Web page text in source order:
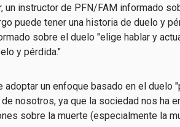
un instructor de PFN/FAM informado
puede tener una historia de duelo y
sobre el duelo "elige hablar y
y pérdida."
adoptar un enfoque basado en el duelo
nosotros, ya que la sociedad nos ha
sobre la muerte (especialmente la